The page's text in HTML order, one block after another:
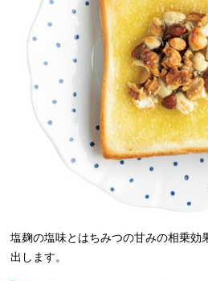
塩麹の塩味とはちみつの甘みの相乗効
出します。